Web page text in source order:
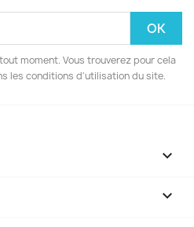
moment. Vous trouverez pour cela
les conditions d'utilisation du site.

